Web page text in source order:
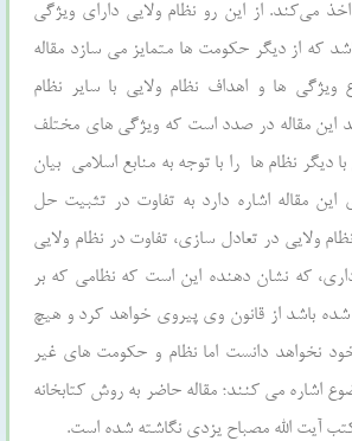
مى‌كند. از این رو نظام ولایی دارای ویژگی
که از دیگر حکومت ها متمایز می سازد مقاله
ویژگی ها و اهداف نظام ولایی با سایر نظام
این مقاله در صدد است که ویژگی های مختلف
دیگر نظام ها را با توجه به منابع اسلامی بیان
این مقاله اشاره دارد به تفاوت در تثبیت حل
ولایی در تعادل سازی، تفاوت در نظام ولایی
که نشان دهنده این است که نظامی که بر
شده باشد از قانون وی پیروی خواهد کرد و هیچ
نخواهد دانست اما نظام و حکومت های غیر
اشاره می کنند؛ مقاله حاضر به روش کتابخانه
آیت الله مصباح یزدی نگاشته شده است.